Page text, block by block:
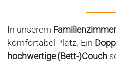
In unserem Familienzimmer
komfortabel Platz. Ein
hochwertige (Bett-)Couch